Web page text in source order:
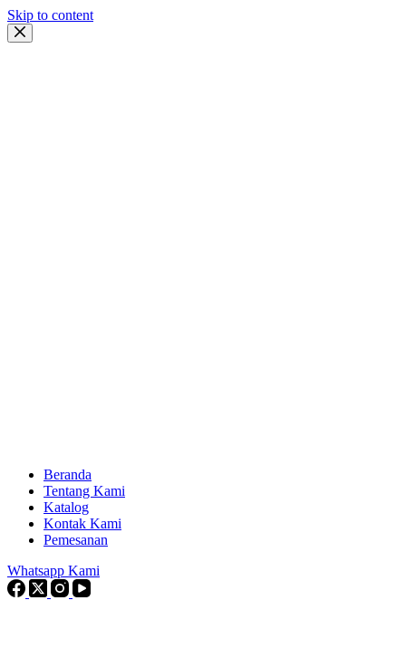
Skip to content
Beranda
Tentang Kami
Katalog
Kontak Kami
Pemesanan
Whatsapp Kami